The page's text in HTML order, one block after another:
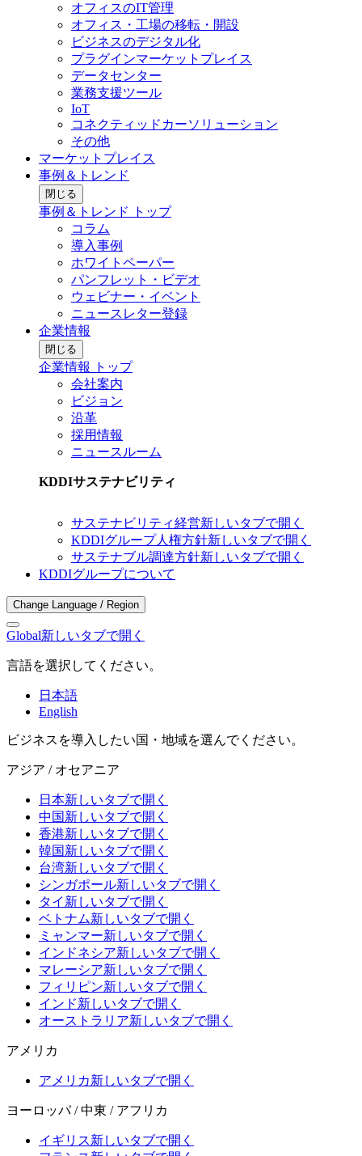
オフィスのIT管理
オフィス・工場の移転・開設
ビジネスのデジタル化
プラグインマーケットプレイス
データセンター
業務支援ツール
IoT
コネクティッドカーソリューション
その他
マーケットプレイス
事例＆トレンド
閉じる
事例＆トレンド トップ
コラム
導入事例
ホワイトペーパー
パンフレット・ビデオ
ウェビナー・イベント
ニュースレター登録
企業情報
閉じる
企業情報 トップ
会社案内
ビジョン
沿革
採用情報
ニュースルーム
KDDIサステナビリティ
サステナビリティ経営新しいタブで開く
KDDIグループ人権方針新しいタブで開く
サステナブル調達方針新しいタブで開く
KDDIグループについて
Change Language / Region
Global新しいタブで開く
言語を選択してください。
日本語
English
ビジネスを導入したい国・地域を選んでください。
アジア / オセアニア
日本新しいタブで開く
中国新しいタブで開く
香港新しいタブで開く
韓国新しいタブで開く
台湾新しいタブで開く
シンガポール新しいタブで開く
タイ 新しいタブで開く
ベトナム新しいタブで開く
ミャンマー新しいタブで開く
インドネシア新しいタブで開く
マレーシア新しいタブで開く
フィリピン新しいタブで開く
インド新しいタブで開く
オーストラリア新しいタブで開く
アメリカ
アメリカ新しいタブで開く
ヨーロッパ / 中東 / アフリカ
イギリス新しいタブで開く